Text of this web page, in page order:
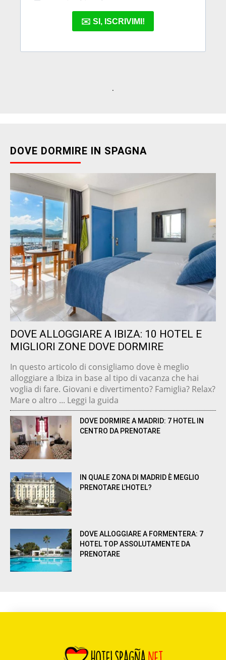
.
DOVE DORMIRE IN SPAGNA
DOVE ALLOGGIARE A IBIZA: 10 HOTEL E
MIGLIORI ZONE DOVE DORMIRE
In questo articolo di consigliamo dove è meglio
alloggiare a Ibiza in base al tipo di vacanza che hai
voglia di fare. Giovani e divertimento? Famiglia? Relax?
Mare o altro ... Leggi la guida
DOVE DORMIRE A MADRID: 7 HOTEL IN
CENTRO DA PRENOTARE
IN QUALE ZONA DI MADRID È MEGLIO
PRENOTARE L’HOTEL?
DOVE ALLOGGIARE A FORMENTERA: 7
HOTEL TOP ASSOLUTAMENTE DA
PRENOTARE